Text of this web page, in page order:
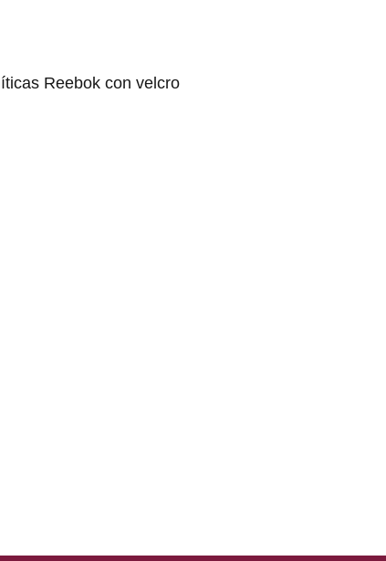
Reebok con velcro